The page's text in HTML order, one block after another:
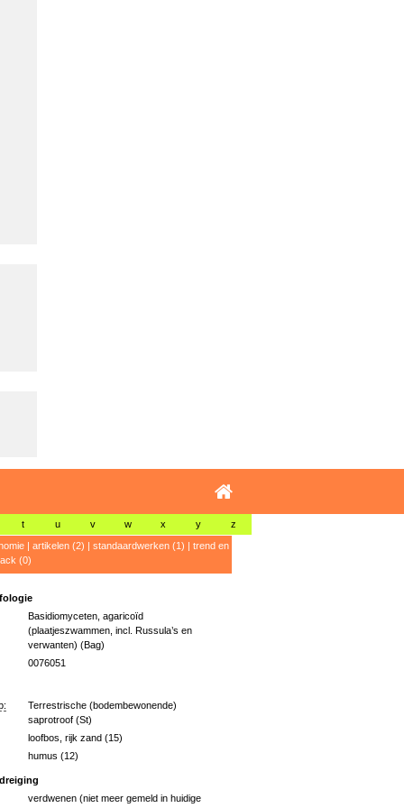
t u v w x y z
| artikelen (2) | standaardwerken (1) | trend en
(0)
Basidiomyceten, agaricoïd
(plaatjeszwammen, incl. Russula’s en
verwanten) (Bag)
0076051
Terrestrische (bodembewonende)
saprotroof (St)
loofbos, rijk zand (15)
humus (12)
verdwenen (niet meer gemeld in huidige